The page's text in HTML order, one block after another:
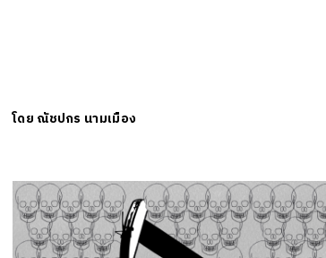
โดย ณัชปกร นามเมือง
SHARE TWEET LINE EMAIL